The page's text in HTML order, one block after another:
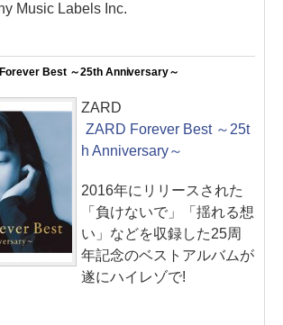
Music Labels Inc.
Best ～25th Anniversary～
ZARD
ZARD Forever Best ～25t
h Anniversary～
2016年にリリースされた
「負けないで」「揺れる想
い」などを収録した25周
年記念のベストアルバムが
遂にハイレゾで!